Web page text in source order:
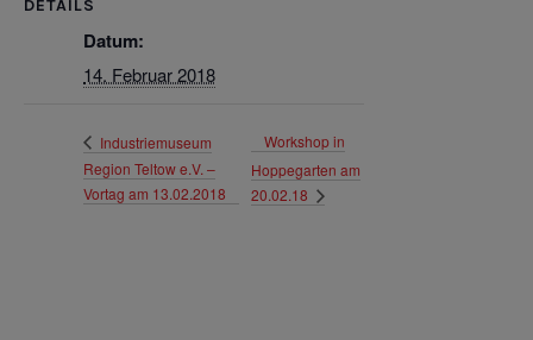
DETAILS
Datum:
14. Februar 2018
Industriemuseum
Region Teltow e.V. –
Vortag am 13.02.2018
Workshop in
Hoppegarten am
20.02.18